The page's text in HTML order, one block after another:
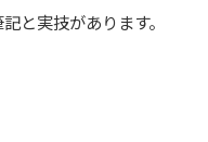
と実技があります。